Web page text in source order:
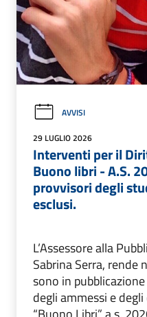
AVVISI
29 LUGLIO 2026
Interventi per il
Buono libri - A.S.
provvisori degli
esclusi.
L’Assessore alla
Sabrina Serra, rende
sono in
degli ammessi e